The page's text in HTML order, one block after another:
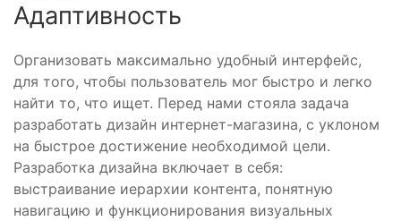
Адаптивность
Организовать максимально удобный интерфейс,
для того, чтобы пользователь мог быстро и легко
найти то, что ищет. Перед нами стояла задача
разработать дизайн интернет-магазина, с уклоном
на быстрое достижение необходимой цели.
Разработка дизайна включает в себя:
выстраивание иерархии контента, понятную
навигацию и функционирования визуальных